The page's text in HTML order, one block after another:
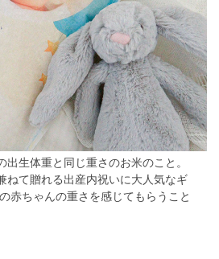
出生体重と同じ重さのお米のこと。
ねて贈れる出産内祝いに大人気なギ
赤ちゃんの重さを感じてもらうこと